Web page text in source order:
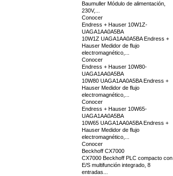
Baumuller Módulo de alimentación,
230V,...
Conocer
Endress + Hauser 10W1Z-
UAGA1AA0A5BA
10W1Z UAGA1AA0A5BA Endress +
Hauser Medidor de flujo
electromagnético,...
Conocer
Endress + Hauser 10W80-
UAGA1AA0A5BA
10W80 UAGA1AA0A5BA Endress +
Hauser Medidor de flujo
electromagnético,...
Conocer
Endress + Hauser 10W65-
UAGA1AA0A5BA
10W65 UAGA1AA0A5BA Endress +
Hauser Medidor de flujo
electromagnético,...
Conocer
Beckhoff CX7000
CX7000 Beckhoff PLC compacto con
E/S multifunción integrado, 8
entradas...